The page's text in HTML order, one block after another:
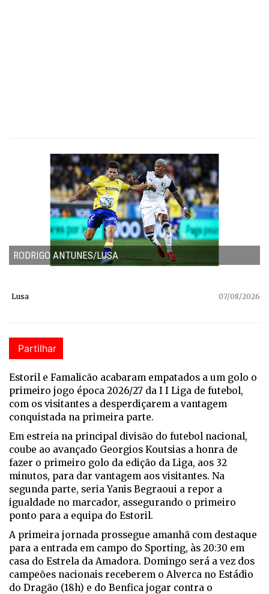
RODRIGO ANTUNES/LUSA
Lusa 07/08/2026
Partilhar
Estoril e Famalicão acabaram empatados a um golo o
primeiro jogo época 2026/27 da I I Liga de futebol,
com os visitantes a desperdiçarem a vantagem
conquistada na primeira parte.
Em estreia na principal divisão do futebol nacional,
coube ao avançado Georgios Koutsias a honra de
fazer o primeiro golo da edição da Liga, aos 32
minutos, para dar vantagem aos visitantes. Na
segunda parte, seria Yanis Begraoui a repor a
igualdade no marcador, assegurando o primeiro
ponto para a equipa do Estoril.
A primeira jornada prossegue amanhã com destaque
para a entrada em campo do Sporting, às 20:30 em
casa do Estrela da Amadora. Domingo será a vez dos
campeões nacionais receberem o Alverca no Estádio
do Dragão (18h) e do Benfica jogar contra o